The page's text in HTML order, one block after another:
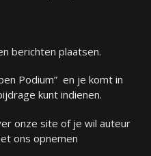
berichten plaatsen.
Podium” en je komt in
kunt indienen.
onze site of je wil auteur
ons opnemen